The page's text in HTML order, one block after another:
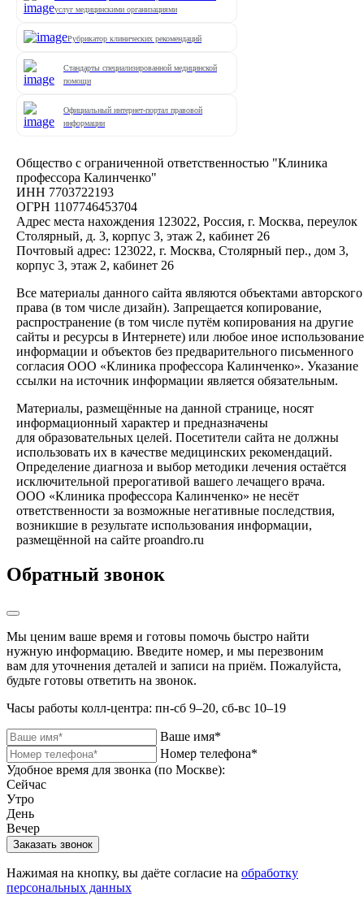
услуг медицинскими организациями
Рубрикатор клинических рекомендаций
Стандарты специализированной медицинской
помощи
Официальный интернет-портал правовой
информации
Общество с ограниченной ответственностью "Клиника
профессора Калинченко"
ИНН 7703722193
ОГРН 1107746453704
Адрес места нахождения 123022, Россия, г. Москва, переулок
Столярный, д. 3, корпус 3, этаж 2, кабинет 26
Почтовый адрес: 123022, г. Москва, Столярный пер., дом 3,
корпус 3, этаж 2, кабинет 26
Все материалы данного сайта являются объектами авторского
права (в том числе дизайн). Запрещается копирование,
распространение (в том числе путём копирования на другие
сайты и ресурсы в Интернете) или любое иное использование
информации и объектов без предварительного письменного
согласия ООО «Клиника профессора Калинченко». Указание
ссылки на источник информации является обязательным.
Материалы, размещённые на данной странице, носят
информационный характер и предназначены
для образовательных целей. Посетители сайта не должны
использовать их в качестве медицинских рекомендаций.
Определение диагноза и выбор методики лечения остаётся
исключительной прерогативой вашего лечащего врача.
ООО «Клиника профессора Калинченко» не несёт
ответственности за возможные негативные последствия,
возникшие в результате использования информации,
размещённой на сайте proandro.ru
Обратный звонок
Мы ценим ваше время и готовы помочь быстро найти
нужную информацию. Введите номер, и мы перезвоним
вам для уточнения деталей и записи на приём. Пожалуйста,
будьте готовы ответить на звонок.
Часы работы колл-центра: пн-сб 9–20, сб-вс 10–19
Ваше имя*
Номер телефона*
Удобное время для звонка (по Москве):
Сейчас
Утро
День
Вечер
Нажимая на кнопку, вы даёте согласие на обработку
персональных данных